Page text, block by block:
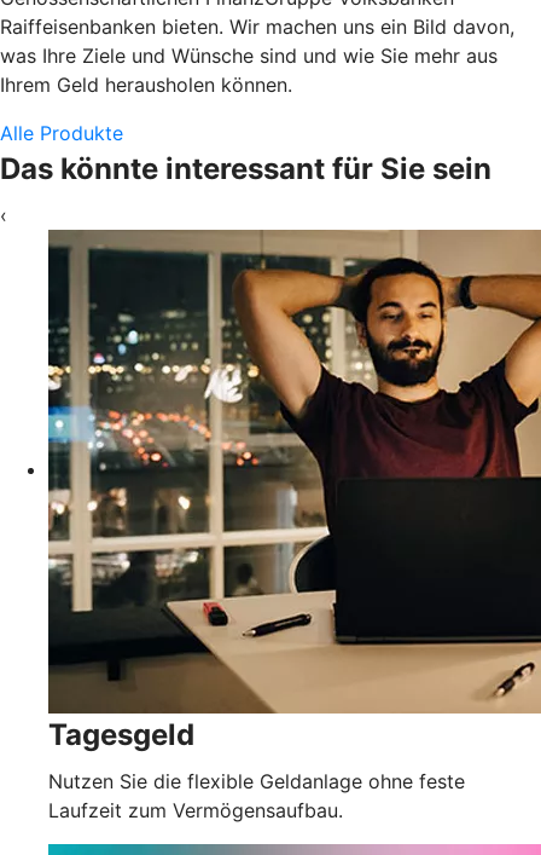
Raiffeisenbanken bieten. Wir machen uns ein Bild davon,
was Ihre Ziele und Wünsche sind und wie Sie mehr aus
Ihrem Geld herausholen können.
Alle Produkte
Das könnte interessant für Sie sein
‹
Tagesgeld
Nutzen Sie die flexible Geldanlage ohne feste
Laufzeit zum Vermögensaufbau.